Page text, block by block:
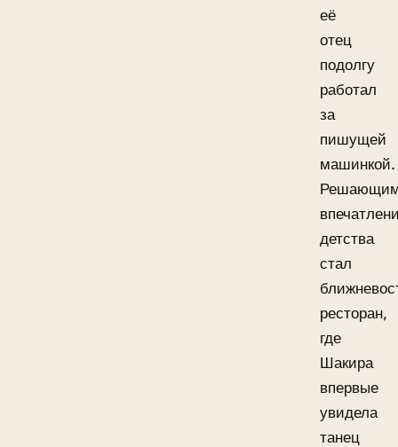
её
отец
подолгу
работал
за
пишущей
машинкой.
детства
стал
ресторан,
где
Шакира
впервые
увидела
танец